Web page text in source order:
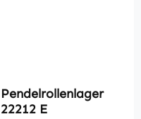
Pendelrollenlager
22212 E